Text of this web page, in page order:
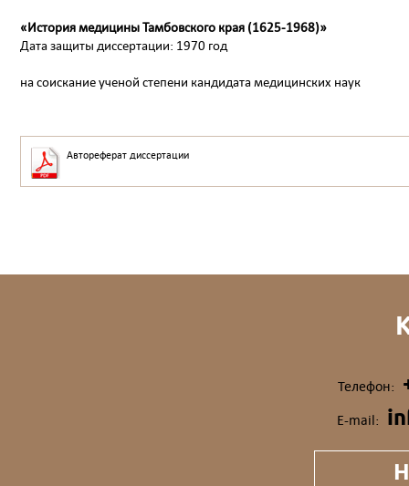
«История медицины Тамбовского края (1625-1968)»
Дата защиты диссертации: 1970 год
на соискание ученой степени кандидата медицинских наук
Автореферат диссертации
Телефон:
E-mail: